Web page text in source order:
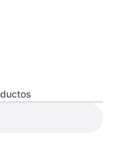
Gainer 2Kg